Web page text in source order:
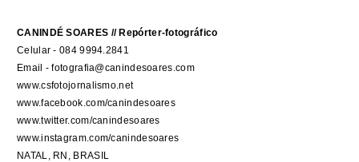
CANINDÉ SOARES // Repórter-fotográfico
Celular - 084 9994.2841
Email - fotografia@canindesoares.com
www.csfotojornalismo.net
www.facebook.com/canindesoares
www.twitter.com/canindesoares
www.instagram.com/canindesoares
NATAL, RN, BRASIL